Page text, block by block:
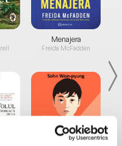
Menajera
Freida McFadden